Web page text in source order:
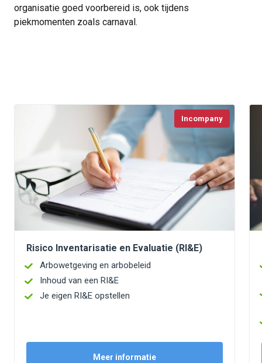
organisatie goed voorbereid is, ook tijdens
piekmomenten zoals carnaval.
Risico Inventarisatie en Evaluatie (RI&E)
Arbowetgeving en arbobeleid
Inhoud van een RI&E
Je eigen RI&E opstellen
Incompany
Meer informatie